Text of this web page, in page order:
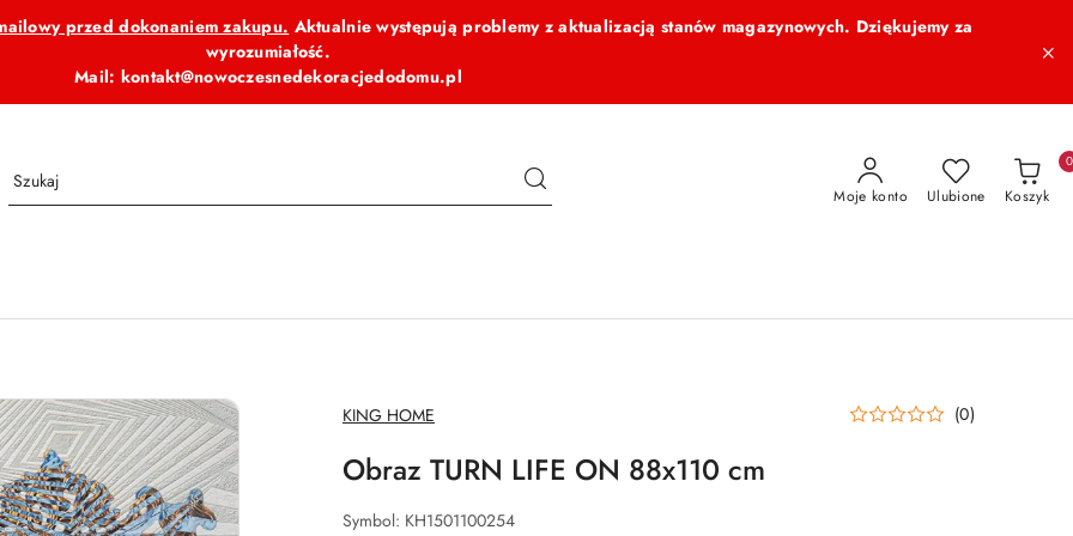
przed dokonaniem zakupu. Aktualnie występują problemy z aktualizacją stanów magazynowych. Dziękujemy za
wyrozumiałość.
Mail: kontakt@nowoczesnedekoracjedodomu.pl
Moje konto Ulubione Koszyk
0
NAZWA
PRODUCENTA:
KING HOME (0)
Obraz TURN LIFE ON 88x110 cm
Symbol: KH1501100254